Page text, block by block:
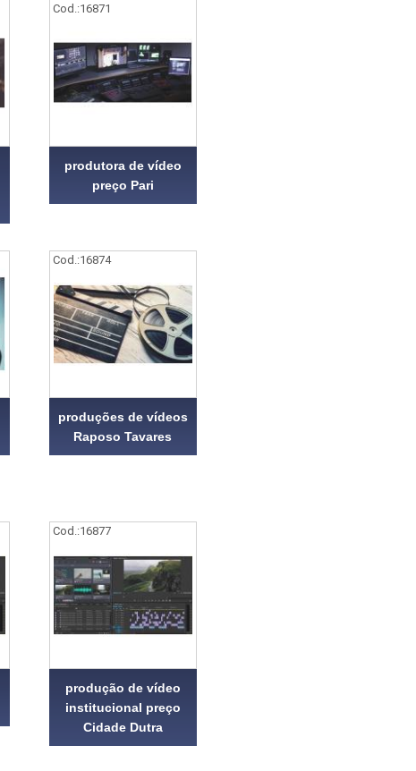
Cod.:16871
produtora de vídeo
preço Pari
Cod.:16874
produções de vídeos
Raposo Tavares
Cod.:16877
produção de vídeo
institucional preço
Cidade Dutra